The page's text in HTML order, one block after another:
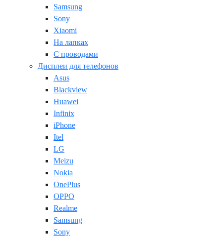
Samsung
Sony
Xiaomi
На лапках
С проводами
Дисплеи для телефонов
Asus
Blackview
Huawei
Infinix
iPhone
Itel
LG
Meizu
Nokia
OnePlus
OPPO
Realme
Samsung
Sony